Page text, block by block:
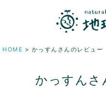
HOME かっすんさんのレビュー
かっすんさ